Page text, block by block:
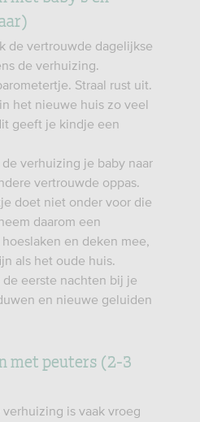
de vertrouwde dagelijkse
de verhuizing.
Straal rust uit.
het nieuwe huis zo veel
geeft je kindje een
verhuizing je baby naar
vertrouwde oppas.
doet niet onder voor die
daarom een
en deken mee,
als het oude huis.
de eerste nachten bij je
en nieuwe geluiden
met peuters (2-3
is vaak vroeg